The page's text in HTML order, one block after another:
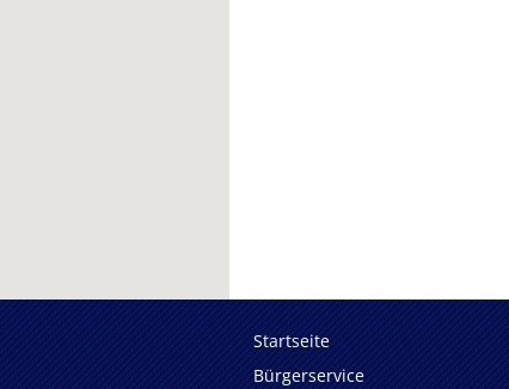
Startseite
Bürgerservice